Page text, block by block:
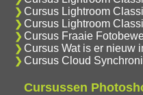
Cursus Lightroom
Cursus Lightroom
Cursus Fraaie
Cursus Wat is er nieuw
Cursus Cloud
Cursussen